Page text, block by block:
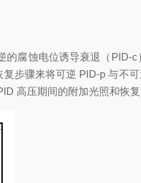
腐蚀电位诱导衰退（PID-c
步骤来将可逆 PID-p 与不
高压期间的附加光照和恢复